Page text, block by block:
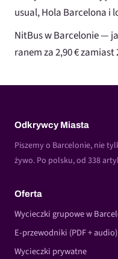
usual, Hola Barcelona i
NitBus w Barcelonie —
ranem za 2,90 € zamiast
Odkrywcy Miasta
Piszemy o Barcelonie, nie
żywo. Po polsku, od 338
Oferta
Wycieczki grupowe w
E-przewodniki (PDF + audio)
Wycieczki prywatne